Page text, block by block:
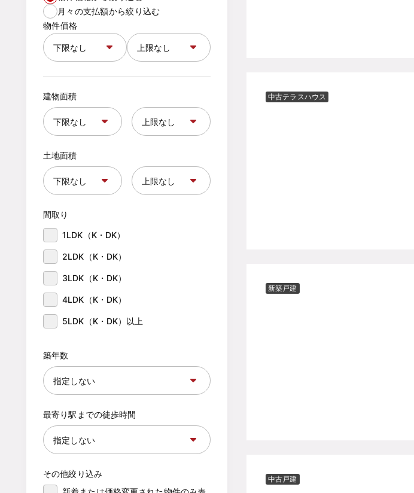
月々の支払額から絞り込む
物件価格
建物面積
土地面積
間取り
1LDK（K・DK）
2LDK（K・DK）
3LDK（K・DK）
4LDK（K・DK）
5LDK（K・DK）以上
築年数
最寄り駅までの徒歩時間
その他絞り込み
中古テラスハウス
新築戸建
中古戸建